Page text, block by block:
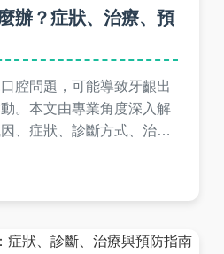
辦？症狀、治療、預
腔問題，可能導致牙齦出
。本文由專業角度深入解
、症狀、診斷方式、治療
離牙齦細菌感染的困擾。